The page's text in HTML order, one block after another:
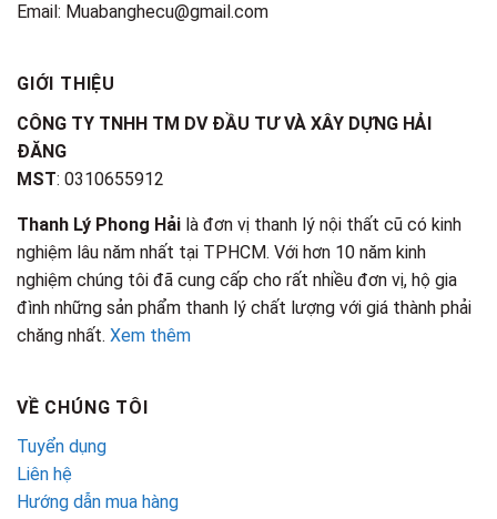
Email: Muabanghecu@gmail.com
GIỚI THIỆU
CÔNG TY TNHH TM DV ĐẦU TƯ VÀ XÂY DỰNG HẢI
ĐĂNG
MST: 0310655912
Thanh Lý Phong Hải là đơn vị thanh lý nội thất cũ có kinh
nghiệm lâu năm nhất tại TPHCM. Với hơn 10 năm kinh
nghiệm chúng tôi đã cung cấp cho rất nhiều đơn vị, hộ gia
đình những sản phẩm thanh lý chất lượng với giá thành phải
chăng nhất. Xem thêm
VỀ CHÚNG TÔI
Tuyển dụng
Liên hệ
Hướng dẫn mua hàng